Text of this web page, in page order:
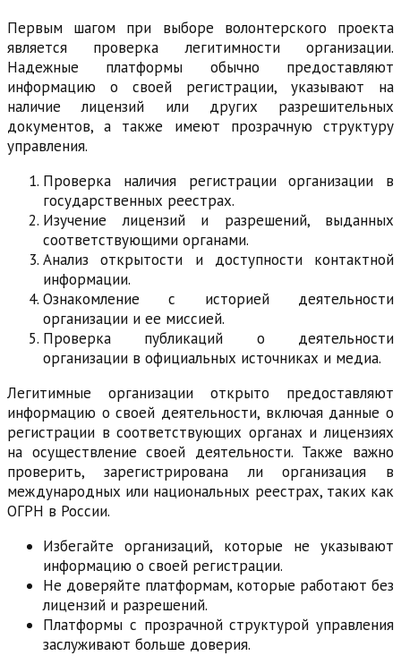
Первым шагом при выборе волонтерского проекта
является проверка легитимности организации.
Надежные платформы обычно предоставляют
информацию о своей регистрации, указывают на
наличие лицензий или других разрешительных
документов, а также имеют прозрачную структуру
управления.
Проверка наличия регистрации организации в
государственных реестрах.
Изучение лицензий и разрешений, выданных
соответствующими органами.
Анализ открытости и доступности контактной
информации.
Ознакомление с историей деятельности
организации и ее миссией.
Проверка публикаций о деятельности
организации в официальных источниках и медиа.
Легитимные организации открыто предоставляют
информацию о своей деятельности, включая данные о
регистрации в соответствующих органах и лицензиях
на осуществление своей деятельности. Также важно
проверить, зарегистрирована ли организация в
международных или национальных реестрах, таких как
ОГРН в России.
Избегайте организаций, которые не указывают
информацию о своей регистрации.
Не доверяйте платформам, которые работают без
лицензий и разрешений.
Платформы с прозрачной структурой управления
заслуживают больше доверия.